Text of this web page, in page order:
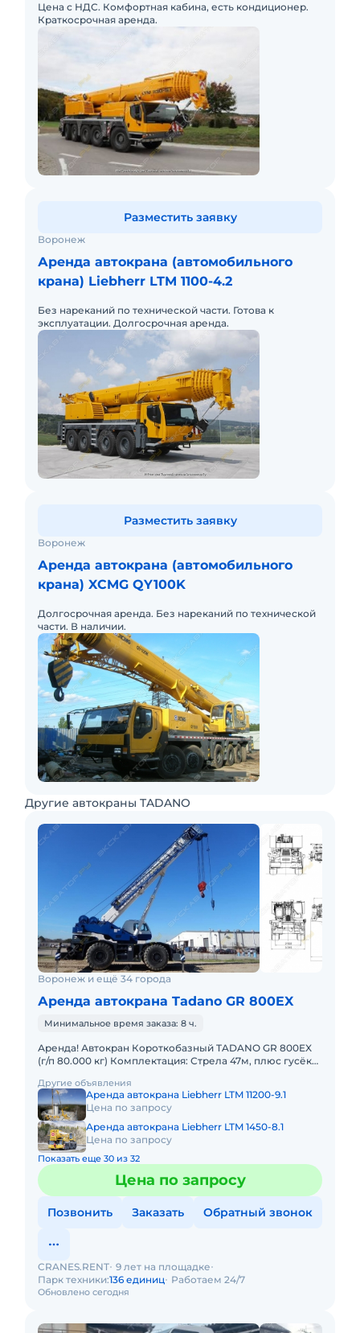
Цена с НДС. Комфортная кабина, есть кондиционер.
Краткосрочная аренда.
Воронеж
Аренда автокрана (автомобильного
крана) Liebherr LTM 1100-4.2
Без нареканий по технической части. Готова к
эксплуатации. Долгосрочная аренда.
Разместить заявку
Воронеж
Аренда автокрана (автомобильного
крана) XCMG QY100K
Долгосрочная аренда. Без нареканий по технической
части. В наличии.
Разместить заявку
Другие автокраны TADANO
Воронеж и ещё 34 города
Аренда автокрана Tadano GR 800EX
Минимальное время заказа: 8 ч.
Аренда! Автокран Короткобазный TADANO GR 800EX
(г/п 80.000 кг) Комплектация: Стрела 47м, плюс гусёк
и прохо
Другие объявления
Аренда автокрана Liebherr LTM 11200-9.1
Цена по запросу
Аренда автокрана Liebherr LTM 1450-8.1
Цена по запросу
Показать еще 30 из 32
Цена по запросу
Позвонить Заказать Обратный звонок
Обновлено сегодня
CRANES.RENT 9 лет на площадке
Парк техники:136 единиц Работаем 24/7